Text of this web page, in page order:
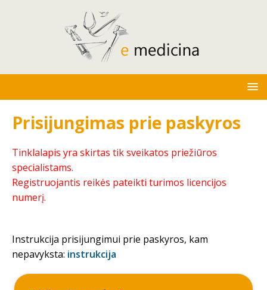
Prisijungimas prie paskyros
Tinklalapis yra skirtas tik sveikatos priežiūros
specialistams.
Registruojantis reikės pateikti turimos licencijos
numerį.
Instrukcija prisijungimui prie paskyros, kam
nepavyksta: instrukcija